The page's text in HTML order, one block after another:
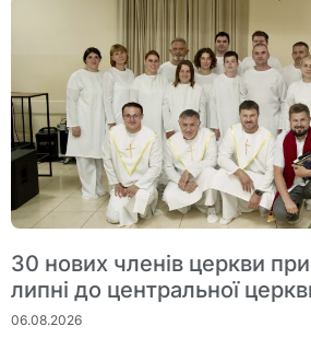
30 нових членів церкви
липні до центральної
06.08.2026